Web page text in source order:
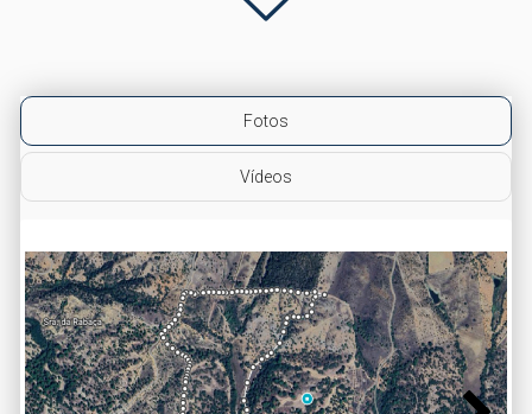
Fotos
Vídeos